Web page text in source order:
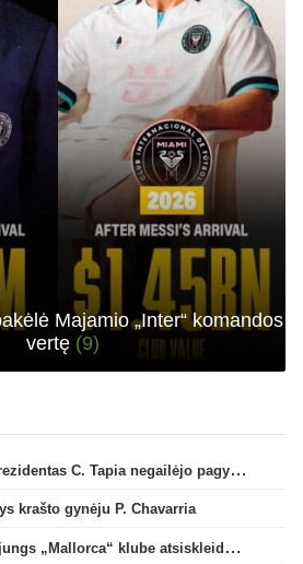
Majamio „Inter“ komandos
vertę (9)
Argentinos federacijos prezidentas C. Tapia negailėjo pagyrų G. Infantino
krašto gynėju P. Chavarria
Prie „Club Brugge“ prisijungs „Mallorca“ klube atsiskleidęs J. Virgili